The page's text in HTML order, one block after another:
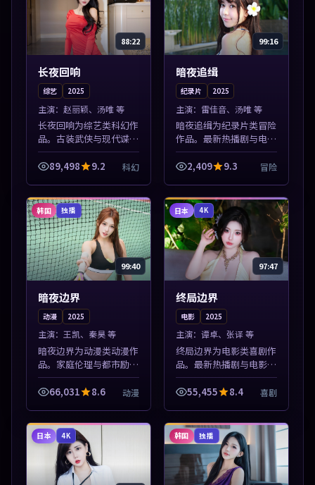
88:22
长夜回响
综艺 2025
主演： 赵丽颖、汤唯 等
长夜回响为综艺类科幻作
品。古装武侠与现代谍战
兼备，热播剧集连更，精
彩片花与正片同样清晰。
得加入片单。
89,498 9.2 科幻
99:16
暗夜追缉
纪录片 2025
主演： 雷佳音、汤唯 等
暗夜追缉为纪录片类冒险
作品。最新热播剧与电影
片单推荐，高清画质流畅
播放，每日更新不错过精
紧凑，值得加...
2,409 9.3 冒险
韩国 独播
99:40
暗夜边界
动漫 2025
主演： 王凯、秦昊 等
暗夜边界为动漫类动漫作
品。家庭伦理与都市励志
题材丰富，高清免费在线
播放，适合全年龄段观
凑，值得加入片单...
66,031 8.6 动漫
日本 4K
97:47
终局边界
电影 2025
主演： 谭卓、张译 等
终局边界为电影类喜剧作
品。最新热播剧与电影片
单推荐，高清画质流畅播
放，每日更新不错过精彩
凑，值得加入...
55,455 8.4 喜剧
日本 4K 韩国 独播